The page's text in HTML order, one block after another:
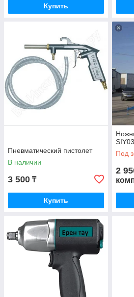
Если вы затрудняетесь в
обращайтесь к нашим
телефону или электронной почте. В
и бюджета проекта, мы предложим
Бесплатная
доставка оборудования
Алматы курьером, после внесения
Телефон:
+7 (701) 583-08-88,
+7 (702) 059-37-17,
Адрес:
г. Алматы ул, Толе
ТД КАР-СИТИ 2, 0-
Алматы,
Купить
Пневматический пистолет
В наличии
3 500 ₸
Купить
Под
2